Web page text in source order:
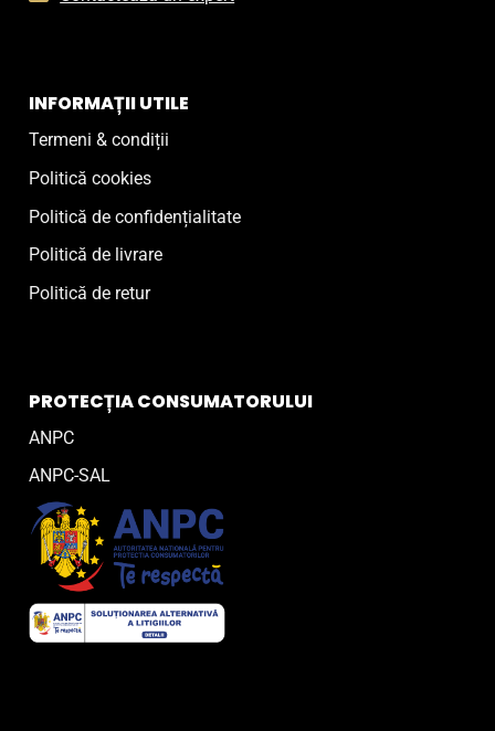
INFORMAȚII UTILE
Termeni & condiții
Politică cookies
Politică de confidențialitate
Politică de livrare
Politică de retur
PROTECȚIA CONSUMATORULUI
ANPC
ANPC-SAL